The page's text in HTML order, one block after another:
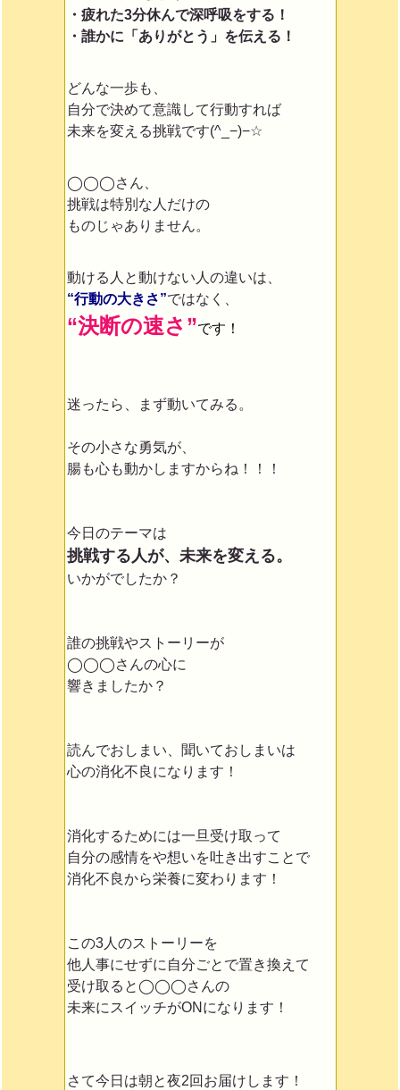
・疲れた3分休んで深呼吸をする！
・誰かに「ありがとう」を伝える！
どんな一歩も、
自分で決めて意識して行動すれば
未来を変える挑戦です(^_−)−☆
◯◯◯さん、
挑戦は特別な人だけの
ものじゃありません。
動ける人と動けない人の違いは、
“行動の大きさ”ではなく、
“決断の速さ”です！
迷ったら、まず動いてみる。
その小さな勇気が、
腸も心も動かしますからね！！！
今日のテーマは
挑戦する人が、未来を変える。
いかがでしたか？
誰の挑戦やストーリーが
◯◯◯さんの心に
響きましたか？
読んでおしまい、聞いておしまいは
心の消化不良になります！
消化するためには一旦受け取って
自分の感情をや想いを吐き出すことで
消化不良から栄養に変わります！
この3人のストーリーを
他人事にせずに自分ごとで置き換えて
受け取ると◯◯◯さんの
未来にスイッチがONになります！
さて今日は朝と夜2回お届けします！